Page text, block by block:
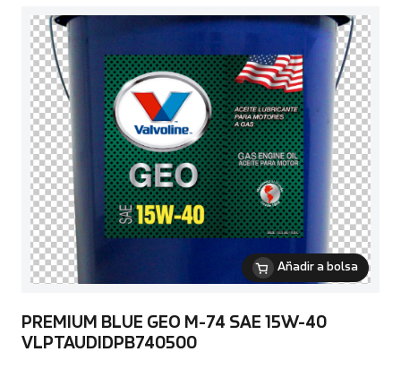
Añadir a bolsa
PREMIUM BLUE GEO M-74 SAE 15W-40
VLPTAUDIDPB740500